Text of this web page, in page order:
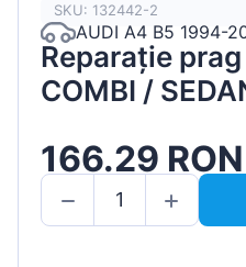
SKU: 132442-2
AUDI A4 B5 1994-
Reparație
COMBI /
166.29 RON